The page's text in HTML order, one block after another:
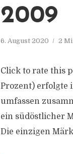
2009
6. August 2020 2
Click to rate this
Prozent) erfolgte
umfassen
ein südöstlicher
Die einzigen